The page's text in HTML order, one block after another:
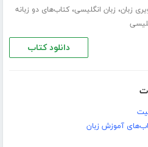
زبان، زبان انگلیسی،کتاب‌های دو زبانه
دانلود کتاب
آموزش زبان